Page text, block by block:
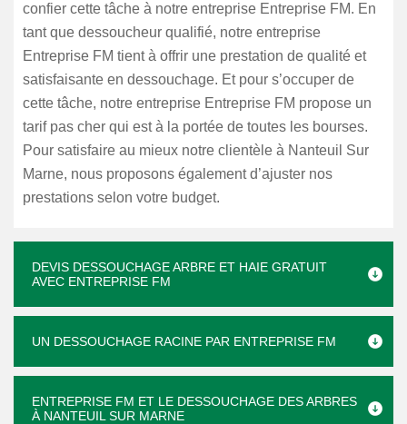
confier cette tâche à notre entreprise Entreprise FM. En
tant que dessoucheur qualifié, notre entreprise
Entreprise FM tient à offrir une prestation de qualité et
satisfaisante en dessouchage. Et pour s’occuper de
cette tâche, notre entreprise Entreprise FM propose un
tarif pas cher qui est à la portée de toutes les bourses.
Pour satisfaire au mieux notre clientèle à Nanteuil Sur
Marne, nous proposons également d’ajuster nos
prestations selon votre budget.
DEVIS DESSOUCHAGE ARBRE ET HAIE GRATUIT
AVEC ENTREPRISE FM
UN DESSOUCHAGE RACINE PAR ENTREPRISE FM
ENTREPRISE FM ET LE DESSOUCHAGE DES ARBRES
À NANTEUIL SUR MARNE